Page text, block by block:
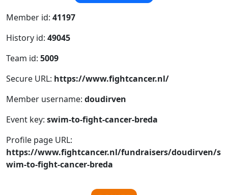
Member id: 41197
History id: 49045
Team id: 5009
Secure URL: https://www.fightcancer.nl/
Member username: doudirven
Event key: swim-to-fight-cancer-breda
Profile page URL:
https://www.fightcancer.nl/fundraisers/doudirven/s
wim-to-fight-cancer-breda